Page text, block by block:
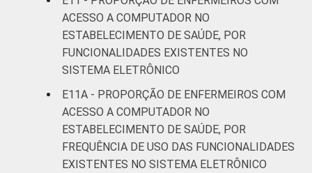
ACESSO A COMPUTADOR NO
ESTABELECIMENTO DE SAÚDE, POR
FUNCIONALIDADES EXISTENTES NO
SISTEMA ELETRÔNICO
E11A - PROPORÇÃO DE ENFERMEIROS COM
ACESSO A COMPUTADOR NO
ESTABELECIMENTO DE SAÚDE, POR
FREQUÊNCIA DE USO DAS FUNCIONALIDADES
EXISTENTES NO SISTEMA ELETRÔNICO